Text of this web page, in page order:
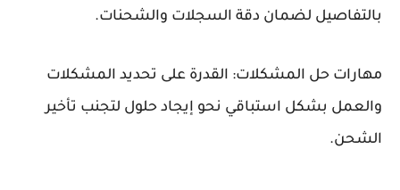
بالتفاصيل لضمان دقة السجلات والشحنات.
مهارات حل المشكلات: القدرة على تحديد المشكلات
والعمل بشكل استباقي نحو إيجاد حلول لتجنب تأخير
الشحن.